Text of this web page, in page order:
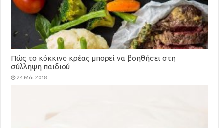
Πώς το κόκκινο κρέας μπορεί να βοηθήσει στη
σύλληψη παιδιού
24 Μάι 2018